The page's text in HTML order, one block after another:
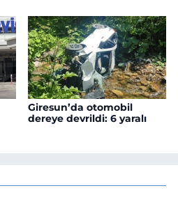
Giresun’da otomobil
dereye devrildi: 6 yaralı